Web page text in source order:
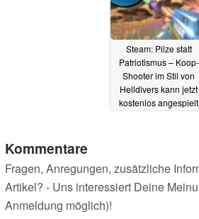
Steam: Pilze statt
Patriotismus – Koop-
Shooter im Stil von
Helldivers kann jetzt
kostenlos angespielt
Kommentare
Fragen, Anregungen, zusätzliche
Artikel? - Uns interessiert Deine
Anmeldung möglich)!